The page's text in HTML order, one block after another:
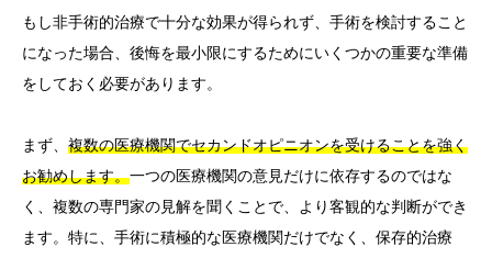
もし非手術的治療で十分な効果が得られず、手術を検討すること
になった場合、後悔を最小限にするためにいくつかの重要な準備
をしておく必要があります。
まず、 複数の医療機関でセカンドオピニオンを受けることを強く
お勧めします。一つの医療機関の意見だけに依存するのではな
く、複数の専門家の見解を聞くことで、より客観的な判断ができ
ます。特に、手術に積極的な医療機関だけでなく、保存的治療